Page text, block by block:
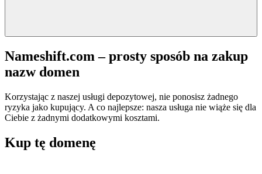
Nameshift.com – prosty sposób na zakup
nazw domen
Korzystając z naszej usługi depozytowej, nie ponosisz żadnego
ryzyka jako kupujący. A co najlepsze: nasza usługa nie wiąże się dla
Ciebie z żadnymi dodatkowymi kosztami.
Kup tę domenę